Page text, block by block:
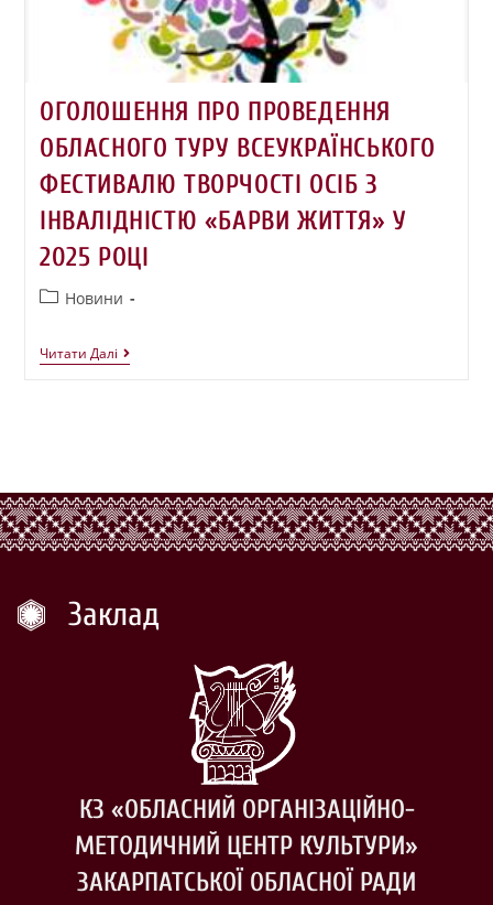
ОГОЛОШЕННЯ ПРО ПРОВЕДЕННЯ
ОБЛАСНОГО ТУРУ ВСЕУКРАЇНСЬКОГО
ФЕСТИВАЛЮ ТВОРЧОСТІ ОСІБ З
ІНВАЛІДНІСТЮ «БАРВИ ЖИТТЯ» У
2025 РОЦІ
Новини
Читати Далі
Заклад
КЗ «ОБЛАСНИЙ ОРГАНІЗАЦІЙНО-
МЕТОДИЧНИЙ ЦЕНТР КУЛЬТУРИ»
ЗАКАРПАТСЬКОЇ ОБЛАСНОЇ РАДИ